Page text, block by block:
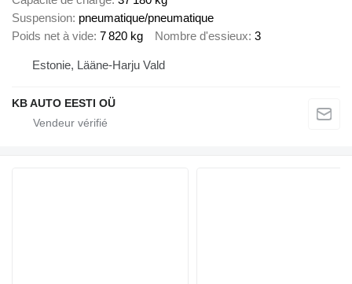
Suspension pneumatique/pneumatique
Poids net à vide 7 820 kg Nombre d'essieux 3
Estonie, Lääne-Harju Vald
KB AUTO EESTI OÜ